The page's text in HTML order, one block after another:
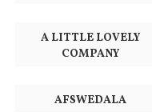
A LITTLE LOVELY
COMPANY
AFSWEDALA